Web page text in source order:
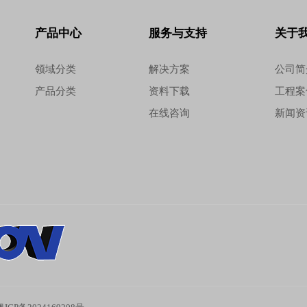
产品中心
领域分类
产品分类
服务与支持
解决方案
资料下载
在线咨询
关于
公司
工程
新闻